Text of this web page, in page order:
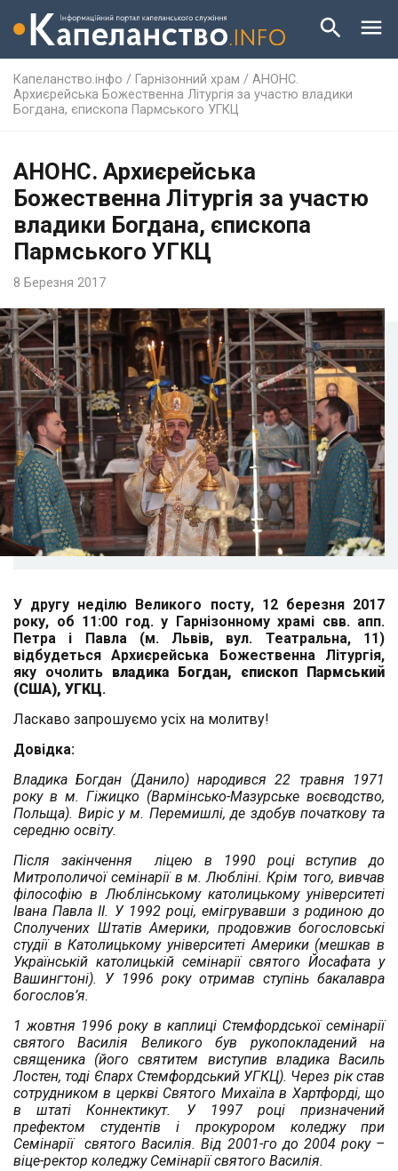
Капеланство.інфо / Гарнізонний храм / АНОНС.
Архиєрейська Божественна Літургія за участю владики
Богдана, єпископа Пармського УГКЦ
АНОНС. Архиєрейська
Божественна Літургія за участю
владики Богдана, єпископа
Пармського УГКЦ
8 Березня 2017
У другу неділю Великого посту, 12 березня 2017
року, об 11:00 год. у Гарнізонному храмі свв. апп.
Петра і Павла (м. Львів, вул. Театральна, 11)
відбудеться Архиєрейська Божественна Літургія,
яку очолить владика Богдан, єпископ Пармський
(США), УГКЦ.
Ласкаво запрошуємо усіх на молитву!
Довідка:
Владика Богдан (Данило) народився 22 травня 1971
року в м. Гіжицко (Вармінсько-Мазурське воєводство,
Польща). Виріс у м. Перемишлі, де здобув початкову та
середню освіту.
Після закінчення ліцею в 1990 році вступив до
Митрополичої семінарії в м. Любліні. Крім того, вивчав
філософію в Люблінському католицькому університеті
Івана Павла II. У 1992 році, емігрувавши з родиною до
Сполучених Штатів Америки, продовжив богословські
студії в Католицькому університеті Америки (мешкав в
Українській католицькій семінарії святого Йосафата у
Вашингтоні). У 1996 року отримав ступінь бакалавра
богослов’я.
1 жовтня 1996 року в каплиці Стемфордської семінарії
святого Василія Великого був рукопокладений на
священика (його святитем виступив владика Василь
Лостен, тоді Єпарх Стемфордський УГКЦ). Через рік став
сотрудником в церкві Святого Михаїла в Хартфорді, що
в штаті Коннектикут. У 1997 році призначений
префектом студентів і прокурором коледжу при
Семінарії святого Василія. Від 2001-го до 2004 року –
віце-ректор коледжу Семінарії святого Василія.